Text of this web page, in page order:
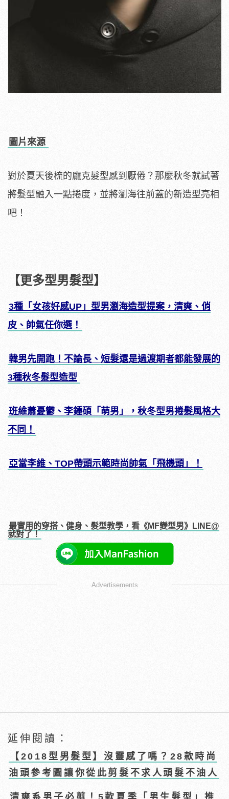
圖片來源
對於夏天後梳的龐克髮型感到厭倦？那麼秋冬就試著
將髮型融入一點捲度，並將瀏海往前蓋的新造型亮相
吧！
【更多型男髮型】
3種「女孩好感UP」型男瀏海造型提案，清爽、俏
皮、帥氣任你選！
韓男先開跑！不論長、短髮還是過渡期者都能發展的
3種秋冬髮型造型
班維蕭憂鬱、李鍾碩「萌男」，秋冬型男捲髮風格大
不同！
亞當李維、TOP帶頭示範時尚帥氣「飛機頭」！
最實用的穿搭、健身、髮型教學，看《MF變型男》LINE@
就對了！
Advertisements
延伸閱讀：
【2018型男髮型】沒靈感了嗎？28款時尚
油頭參考圖讓你從此剪髮不求人頭髮不油人
清爽系男子必剪！5款夏季「男生髮型」推